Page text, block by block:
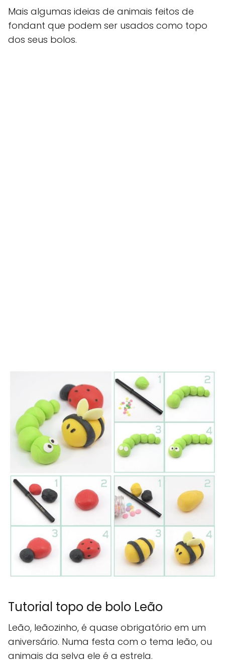
Mais algumas ideias de animais feitos de
fondant que podem ser usados como topo
dos seus bolos.
Tutorial topo de bolo Leão
Leão, leãozinho, é quase obrigatório em um
aniversário. Numa festa com o tema leão, ou
animais da selva ele é a estrela.